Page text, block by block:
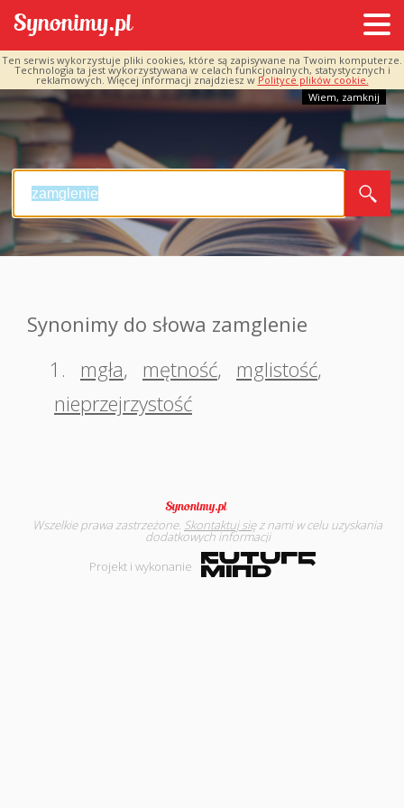
Ten serwis wykorzystuje pliki cookies, które są zapisywane na Twoim komputerze.
Technologia ta jest wykorzystywana w celach funkcjonalnych, statystycznych i
reklamowych. Więcej informacji znajdziesz w Polityce plików cookie.
Wiem, zamknij
Synonimy do słowa zamglenie
1.
mgła, mętność, mglistość,
nieprzejrzystość
Wszelkie prawa zastrzeżone. Skontaktuj sięz nami w celu uzyskania
dodatkowych informacji
Projekt i wykonanie